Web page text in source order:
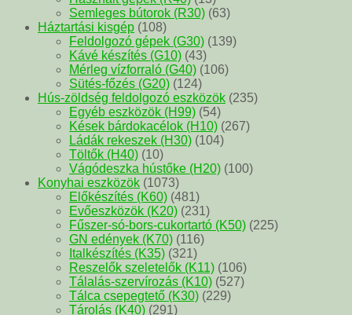
Semleges bútorok (R30) (63)
Háztartási kisgép (108)
Feldolgozó gépek (G30) (139)
Kávé készítés (G10) (43)
Mérleg vízforraló (G40) (106)
Sütés-főzés (G20) (124)
Hús-zöldség feldolgozó eszközök (235)
Egyéb eszközök (H99) (54)
Kések bárdokacélok (H10) (267)
Ládák rekeszek (H30) (104)
Töltők (H40) (10)
Vágódeszka hústőke (H20) (100)
Konyhai eszközök (1073)
Előkészítés (K60) (481)
Evőeszközök (K20) (231)
Fűszer-só-bors-cukortartó (K50) (225)
GN edények (K70) (116)
Italkészítés (K35) (321)
Reszelők szeletelők (K11) (106)
Tálalás-szervírozás (K10) (527)
Tálca csepegtető (K30) (229)
Tárolás (K40) (291)